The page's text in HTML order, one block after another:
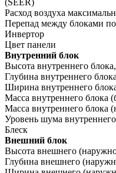
(SEER)
Расход воздуха
Перепад между блоками
Инвертор
Цвет панели
Внутренний блок
Высота внутреннего
Глубина внутреннего
Ширина внутреннего
Масса внутреннего блока
Масса внутреннего блока
Уровень шума
Блеск
Внешний блок
Высота внешнего
Глубина внешнего